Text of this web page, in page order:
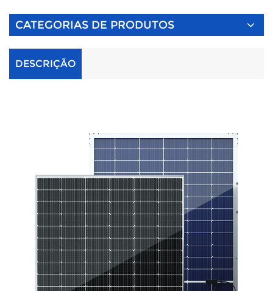
CATEGORIAS DE PRODUTOS
DESCRIÇÃO